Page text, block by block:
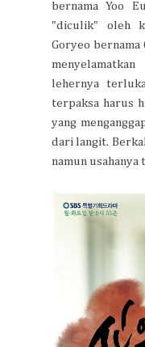
bernama Yoo
"diculik" oleh
Goryeo bernama
lehernya
terpaksa harus
yang
dari langit.
namun